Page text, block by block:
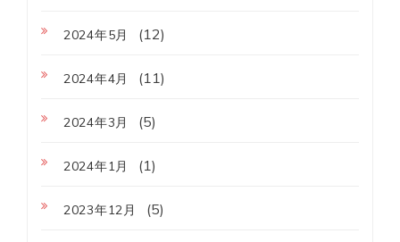
2024年5月 (12)
2024年4月 (11)
2024年3月 (5)
2024年1月 (1)
2023年12月 (5)